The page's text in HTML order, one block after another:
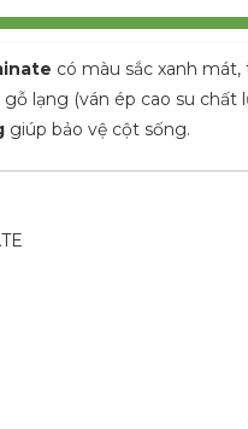
có màu sắc xanh mát,
lạng (ván ép cao su chất
giúp bảo vệ cột sống.